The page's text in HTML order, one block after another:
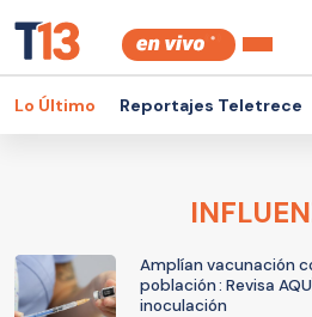
Lo Último Reportajes Teletrece
Amplían vacunación
población : Revisa
inoculación